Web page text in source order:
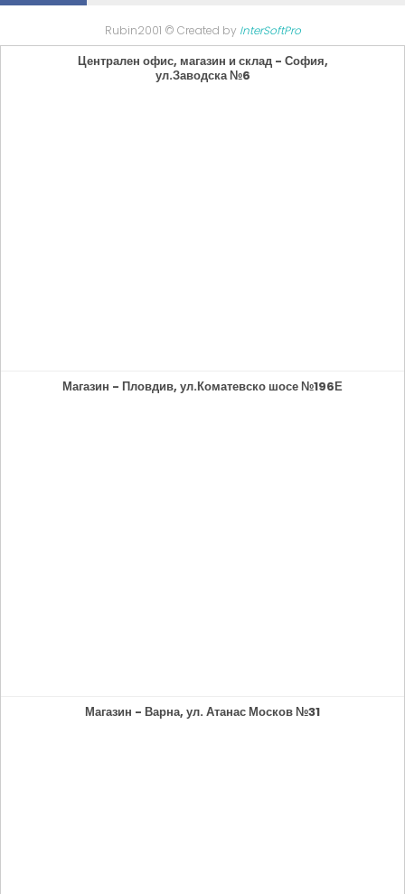
Rubin2001 © Created by InterSoftPro
Централен офис, магазин и склад - София,
ул.Заводска №6
Магазин - Пловдив, ул.Коматевско шосе №196Е
Магазин - Варна, ул. Атанас Москов №31